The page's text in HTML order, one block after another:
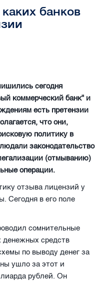
банков
сегодня
коммерческий банк" и
есть претензии
что они,
политику в
законодательство
(отмыванию)
операции.
отзыва лицензий у
Сегодня в его поле
сомнительные
денежных средств
по выводу денег за
ушло за этот и
рублей. Он